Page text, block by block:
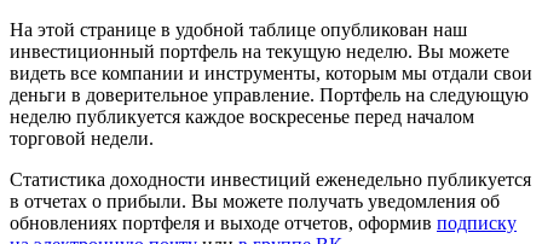
На этой странице в удобной таблице опубликован наш
инвестиционный портфель на текущую неделю. Вы можете
видеть все компании и инструменты, которым мы отдали свои
деньги в доверительное управление. Портфель на следующую
неделю публикуется каждое воскресенье перед началом
торговой недели.
Статистика доходности инвестиций еженедельно публикуется
в отчетах о прибыли. Вы можете получать уведомления об
обновлениях портфеля и выходе отчетов, оформив подписку